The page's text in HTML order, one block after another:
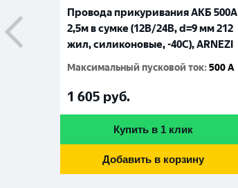
Провода прикуривания АКБ 500А
2,5м в сумке (12В/24В, d=9 мм 212
жил, силиконовые, -40С), ARNEZI
Максимальный пусковой ток:500 A
1 605 руб.
Купить в 1 клик
Добавить в корзину